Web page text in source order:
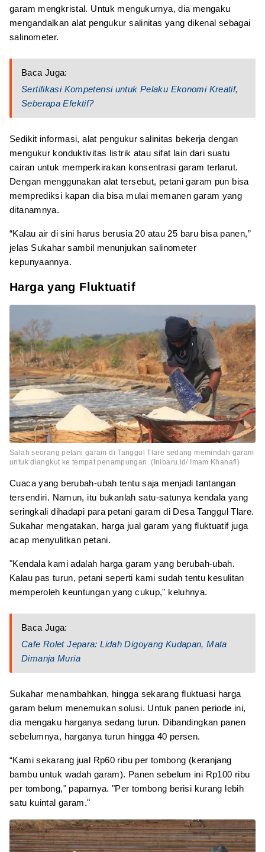
garam mengkristal. Untuk mengukurnya, dia mengaku
mengandalkan alat pengukur salinitas yang dikenal sebagai
salinometer.
Baca Juga:
Sertifikasi Kompetensi untuk Pelaku Ekonomi Kreatif,
Seberapa Efektif?
Sedikit informasi, alat pengukur salinitas bekerja dengan
mengukur konduktivitas listrik atau sifat lain dari suatu
cairan untuk memperkirakan konsentrasi garam terlarut.
Dengan menggunakan alat tersebut, petani garam pun bisa
memprediksi kapan dia bisa mulai memanen garam yang
ditanamnya.
“Kalau air di sini harus berusia 20 atau 25 baru bisa panen,”
jelas Sukahar sambil menunjukan salinometer
kepunyaannya.
Harga yang Fluktuatif
Salah seorang petani garam di Tanggul Tlare sedang memindah garam
untuk diangkut ke tempat penampungan. (Inibaru.id/ Imam Khanafi)
Cuaca yang berubah-ubah tentu saja menjadi tantangan
tersendiri. Namun, itu bukanlah satu-satunya kendala yang
seringkali dihadapi para petani garam di Desa Tanggul Tlare.
Sukahar mengatakan, harga jual garam yang fluktuatif juga
acap menyulitkan petani.
"Kendala kami adalah harga garam yang berubah-ubah.
Kalau pas turun, petani seperti kami sudah tentu kesulitan
memperoleh keuntungan yang cukup," keluhnya.
Baca Juga:
Cafe Rolet Jepara: Lidah Digoyang Kudapan, Mata
Dimanja Muria
Sukahar menambahkan, hingga sekarang fluktuasi harga
garam belum menemukan solusi. Untuk panen periode ini,
dia mengaku harganya sedang turun. Dibandingkan panen
sebelumnya, harganya turun hingga 40 persen.
“Kami sekarang jual Rp60 ribu per tombong (keranjang
bambu untuk wadah garam). Panen sebelum ini Rp100 ribu
per tombong," paparnya. "Per tombong berisi kurang lebih
satu kuintal garam."